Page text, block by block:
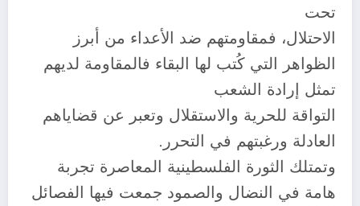
تحت
الاحتلال، فمقاومتهم ضد الأعداء من أبرز
الظواهر التي كُتب لها البقاء فالمقاومة لديهم
تمثل إرادة الشعب
التواقة للحرية والاستقلال وتعبر عن قضاياهم
العادلة ورغبتهم في التحرر.
وتمتلك الثورة الفلسطينية المعاصرة تجربة
هامة في النضال والصمود جمعت فيها الفصائل